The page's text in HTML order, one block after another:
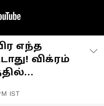
எந்த
விக்ரம்
IST